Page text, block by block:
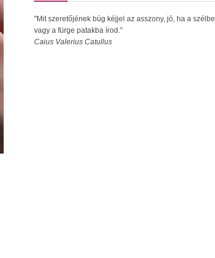
"Mit szeretőjének búg kéjjel az asszony, jó, ha a szélbe
vagy a fürge patakba írod."
Caius Valerius Catullus